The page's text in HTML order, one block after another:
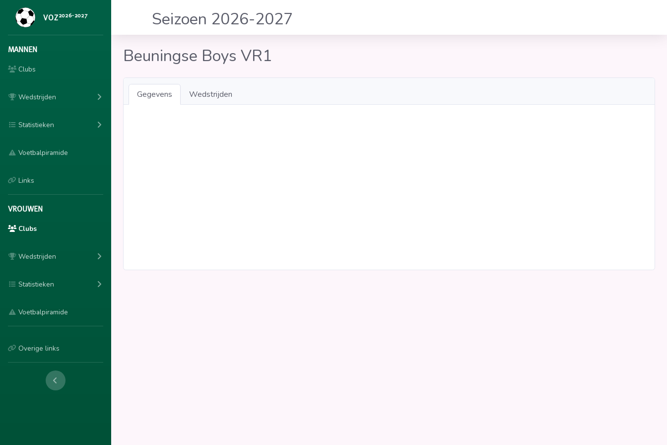
VOZ2026-2027
MANNEN
Clubs
Wedstrijden
Statistieken
Voetbalpiramide
Links
VROUWEN
Clubs
Wedstrijden
Statistieken
Voetbalpiramide
Overige links
Seizoen 2026-2027
Beuningse Boys VR1
Gegevens Wedstrijden